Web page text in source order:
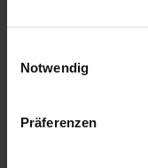
Notwendig
Präferenzen